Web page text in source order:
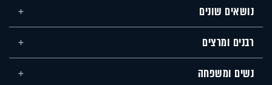
נושאים שונים
רבנים ומרצים
נשים ומשפחה